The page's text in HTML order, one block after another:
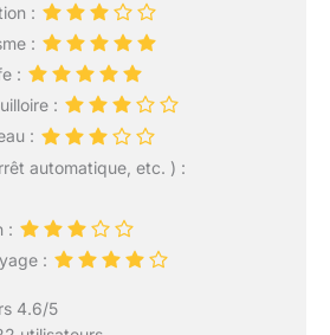
:
:
:
:
:
automatique, etc. ) :
:
:
4.6/5